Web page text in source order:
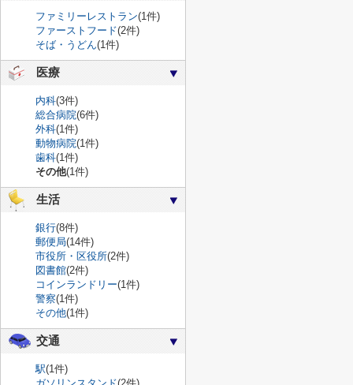
ファミリーレストラン(1件)
ファーストフード(2件)
そば・うどん(1件)
医療
内科(3件)
総合病院(6件)
外科(1件)
動物病院(1件)
歯科(1件)
その他(1件)
生活
銀行(8件)
郵便局(14件)
市役所・区役所(2件)
図書館(2件)
コインランドリー(1件)
警察(1件)
その他(1件)
交通
駅(1件)